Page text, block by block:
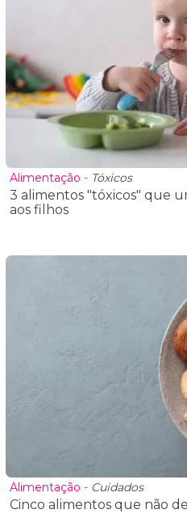
Alimentação - Tóxicos
3 alimentos "tóxicos" que
aos filhos
Alimentação - Cuidados
Cinco alimentos que não